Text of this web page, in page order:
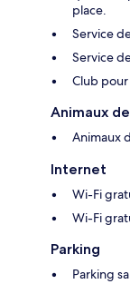
place.
Service
Service
Club
Animaux
Animaux
Internet
Wi-Fi
Wi-Fi
Parking
Parking